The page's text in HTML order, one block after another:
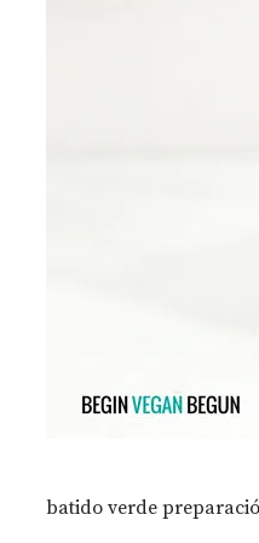
batido verde